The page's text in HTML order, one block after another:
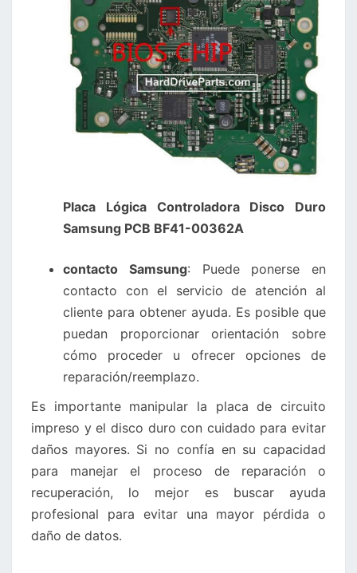
Placa Lógica Controladora Disco Duro
Samsung PCB BF41-00362A
contacto Samsung: Puede ponerse en
contacto con el servicio de atención al
cliente para obtener ayuda. Es posible que
puedan proporcionar orientación sobre
cómo proceder u ofrecer opciones de
reparación/reemplazo.
Es importante manipular la placa de circuito
impreso y el disco duro con cuidado para evitar
daños mayores. Si no confía en su capacidad
para manejar el proceso de reparación o
recuperación, lo mejor es buscar ayuda
profesional para evitar una mayor pérdida o
daño de datos.